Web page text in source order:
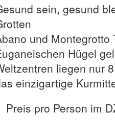
sein, gesund
und
Hügel
liegen nur
einzigartige
Preis pro Person im